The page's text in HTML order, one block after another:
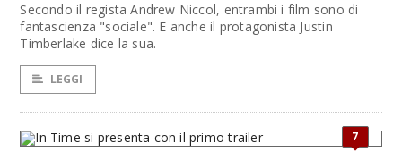
Secondo il regista Andrew Niccol, entrambi i film sono di
fantascienza "sociale". E anche il protagonista Justin
Timberlake dice la sua.
LEGGI
7